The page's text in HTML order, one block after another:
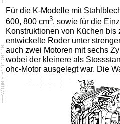
Für die K-Modelle mit
600, 800 cm3, sowie für die
Konstruktionen von Küchen
entwickelte Roder unter
auch zwei Motoren mit sechs
wobei der kleinere als
ohc-Motor ausgelegt war. Die